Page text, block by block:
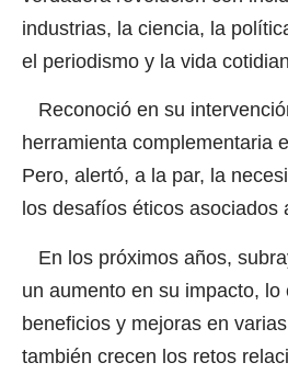
industrias, la ciencia, la
el periodismo y la vida
Reconoció en su
herramienta complementaria
Pero, alertó, a la par, la
los desafíos éticos asociados
En los próximos años,
un aumento en su impacto, lo
beneficios y mejoras en
también crecen los retos